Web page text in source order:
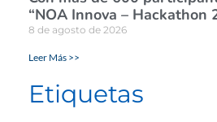
“NOA Innova – Hackathon
8 de agosto de 2026
Leer Más >>
Etiquetas